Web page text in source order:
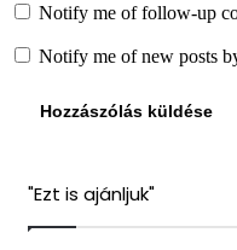
Notify me of follow-up
Notify me of new posts
"Ezt is ajánljuk"